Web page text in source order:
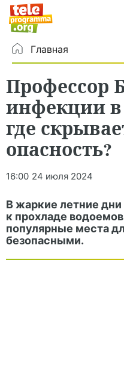
Главная
Профессор
инфекции
где
опасность?
16:00 24 июля 2024
В жаркие летние дни
к прохладе
популярные места
безопасными.